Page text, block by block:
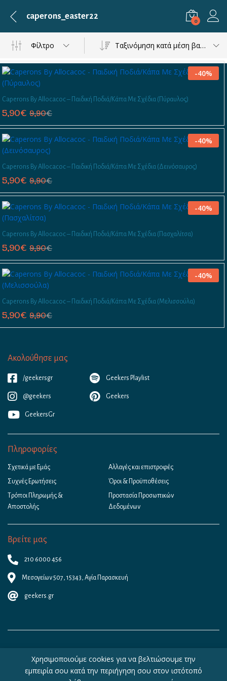
caperons_easter22 0
Φίλτρο Ταξινόμηση κατά μέση βαθμολογία
-40%
Caperons By Allocacoc – Παιδική Ποδιά/Κάπα Με Σχέδια (Πύραυλος)
5,90€ 9,90€
-40%
Caperons By Allocacoc – Παιδική Ποδιά/Κάπα Με Σχέδια (Δεινόσαυρος)
5,90€ 9,90€
-40%
Caperons By Allocacoc – Παιδική Ποδιά/Κάπα Με Σχέδια (Πασχαλίτσα)
5,90€ 9,90€
-40%
Caperons By Allocacoc – Παιδική Ποδιά/Κάπα Με Σχέδια (Μελισσούλα)
5,90€ 9,90€
Ακολούθησε μας
/geekersgr
@geekers
GeekersGr
Geekers Playlist
Geekers
Πληροφορίες
Σχετικά με Εμάς
Συχνές Ερωτήσεις
Τρόποι Πληρωμής &
Αποστολής
Αλλαγές και επιστροφές
Όροι & Προϋποθέσεις
Προστασία Προσωπικών
Δεδομένων
Βρείτε μας
210 6000 456
Μεσογείων 507, 15343, Αγία Παρασκευή
geekers.gr
Χρησιμοποιούμε cookies για να βελτιώσουμε την
εμπειρία σου κατά την περιήγηση σου στον ιστότοπό